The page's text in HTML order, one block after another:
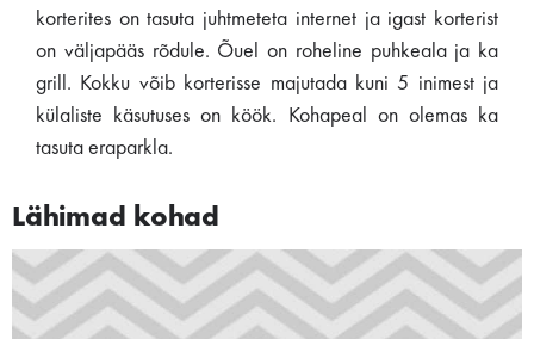
korterites on tasuta juhtmeteta internet ja igast korterist
on väljapääs rõdule. Õuel on roheline puhkeala ja ka
grill. Kokku võib korterisse majutada kuni 5 inimest ja
külaliste käsutuses on köök. Kohapeal on olemas ka
tasuta eraparkla.
Lähimad kohad